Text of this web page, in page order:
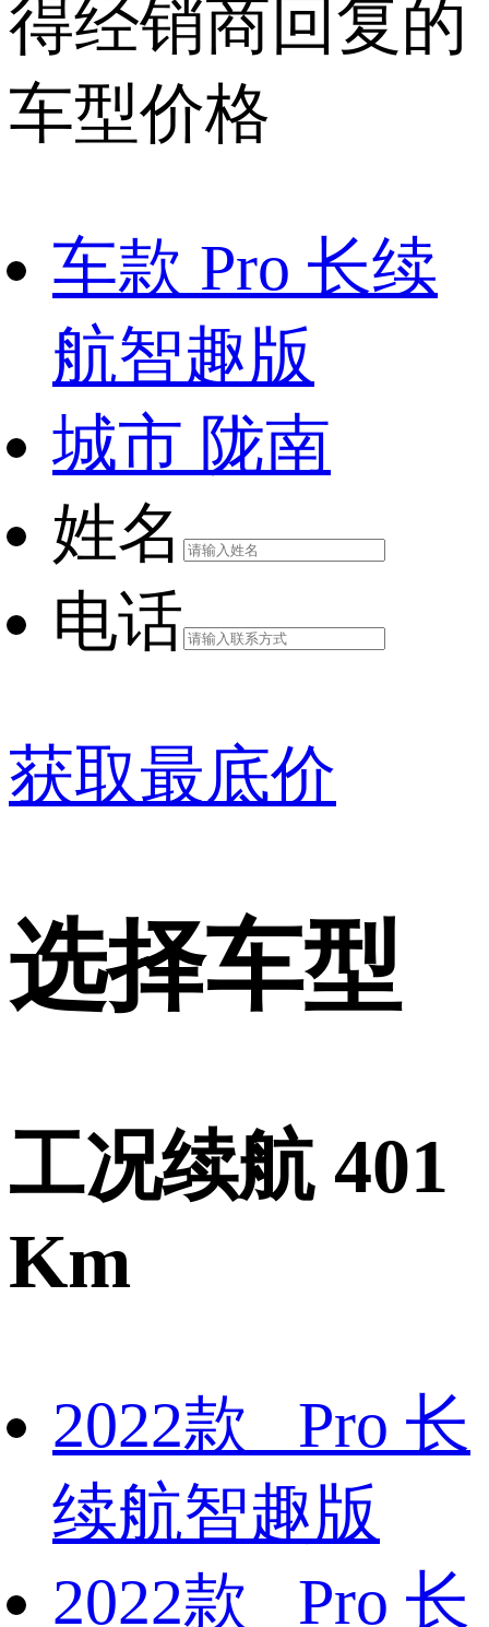
得经销商回复的
车型价格
车款 Pro 长续
航智趣版
城市 陇南
姓名
电话
获取最底价
选择车型
工况续航 401
Km
2022款 Pro 长
续航智趣版
2022款 Pro 长